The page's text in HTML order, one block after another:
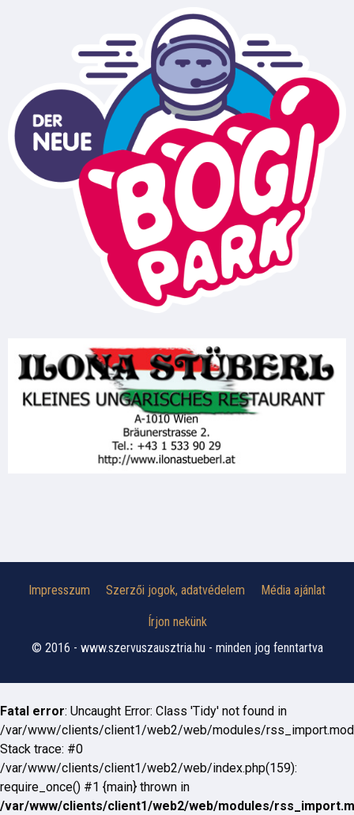
Impresszum Szerzői jogok, adatvédelem Média ajánlat
Írjon nekünk
© 2016 - www.szervuszausztria.hu - minden jog fenntartva
Fatal error: Uncaught Error: Class 'Tidy' not found in
/var/www/clients/client1/web2/web/modules/
Stack trace: #0
/var/www/clients/client1/web2/web/index.php(159):
require_once() #1 {main} thrown in
/var/www/clients/client1/web2/web/modules/